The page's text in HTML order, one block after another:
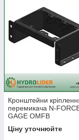
Кронштейни
перемикача N-
GAGE OMFB
Ціну уточнюйте